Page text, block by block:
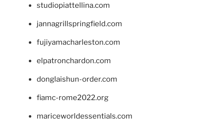
studiopiattellina.com
jannagrillspringfield.com
fujiyamacharleston.com
elpatronchardon.com
donglaishun-order.com
fiamc-rome2022.org
mariceworldessentials.com